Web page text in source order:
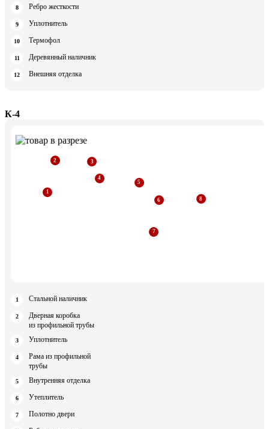
Ребро жесткости
Уплотнитель
Термофол
Деревянный наличник
Внешняя отделка
К-4
Стальной наличник
Дверная коробка
из профильной трубы
Уплотнитель
Рама из профильной
трубы
Внутренняя отделка
Утеплитель
Полотно двери